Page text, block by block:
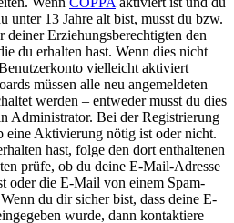
unter 13 Jahre alt bist, musst du bzw.
deiner Erziehungsberechtigten den
du erhalten hast. Wenn dies nicht
vielleicht aktiviert
müssen alle neu angemeldeten
werden – entweder musst du dies
Administrator. Bei der Registrierung
eine Aktivierung nötig ist oder nicht.
hast, folge den dort enthaltenen
prüfe, ob du deine E-Mail-Adresse
oder die E-Mail von einem Spam-
du dir sicher bist, dass deine E-
wurde, dann kontaktiere